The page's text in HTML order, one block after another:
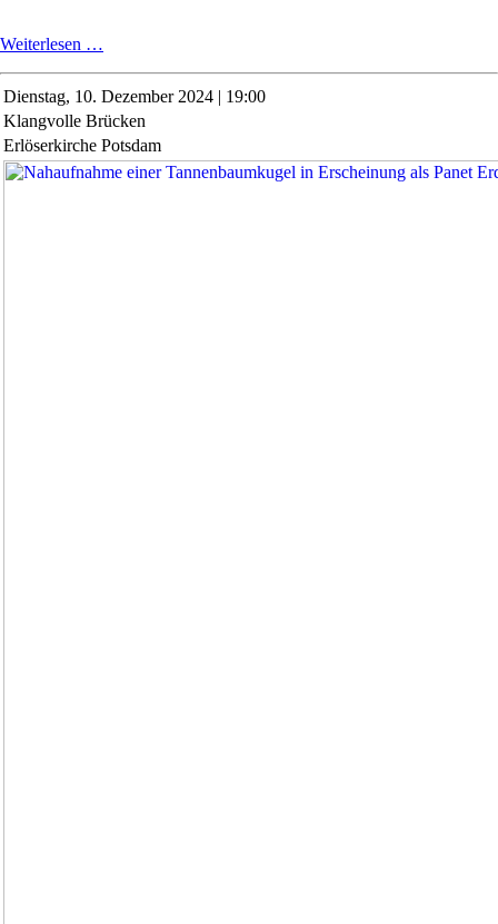
Weiterlesen …
Dienstag, 10. Dezember 2024 | 19:00
Klangvolle Brücken
Erlöserkirche Potsdam